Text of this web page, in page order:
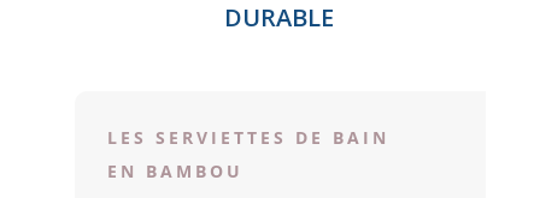
DURABLE
LES SERVIETTES DE BAIN
EN BAMBOU